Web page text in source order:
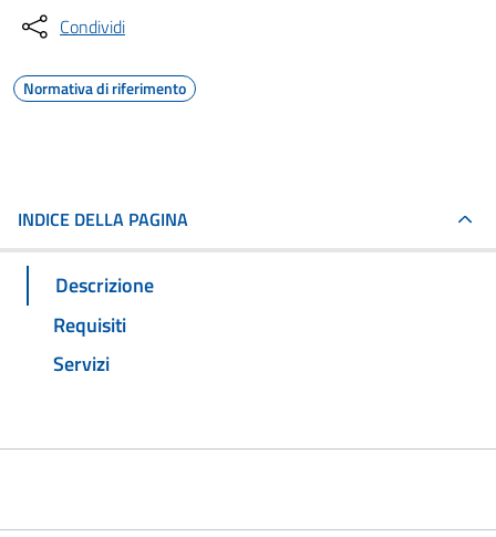
Condividi
Normativa di riferimento
INDICE DELLA PAGINA
Descrizione
Requisiti
Servizi